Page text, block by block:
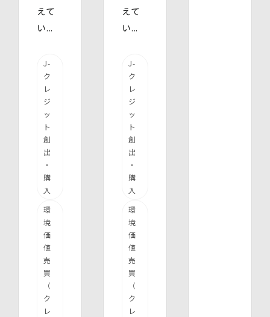
えて
い...
J-
ク
レ
ジ
ッ
ト
創
出
・
購
入
環
境
価
値
売
買
（
ク
レ
えて
い...
J-
ク
レ
ジ
ッ
ト
創
出
・
購
入
環
境
価
値
売
買
（
ク
レ